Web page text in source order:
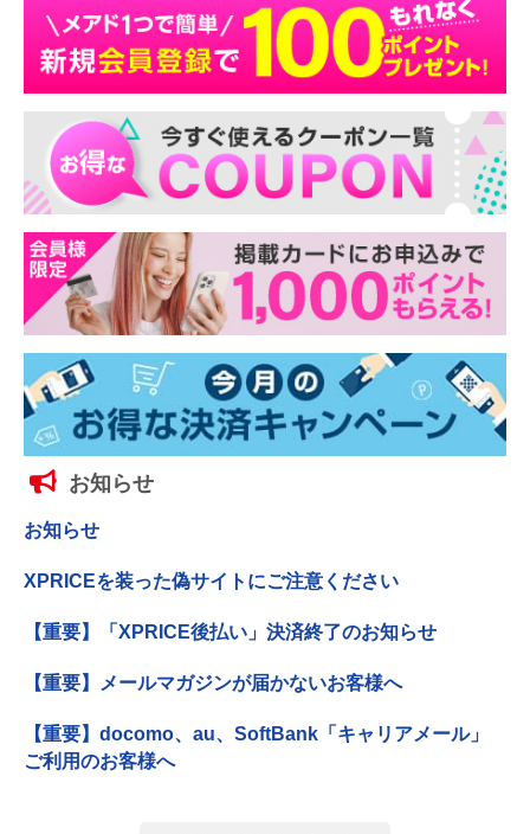
お知らせ
お知らせ
XPRICEを装った偽サイトにご注意ください
【重要】「XPRICE後払い」決済終了のお知らせ
【重要】メールマガジンが届かないお客様へ
【重要】docomo、au、SoftBank「キャリアメール」
ご利用のお客様へ